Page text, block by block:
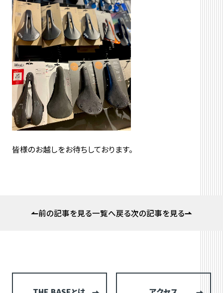
皆様のお越しをお待ちしております。
前の記事を見る一覧へ戻る次の記事を見る